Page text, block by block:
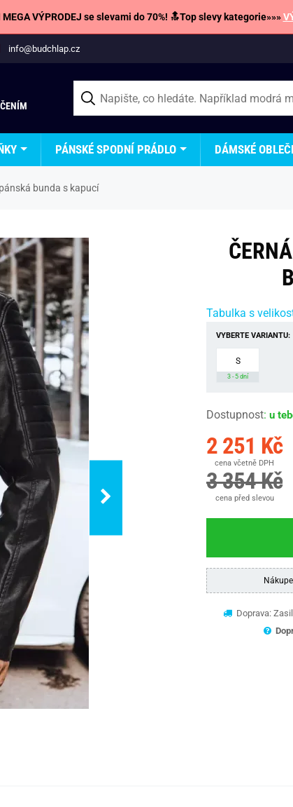
MEGA VÝPRODEJ se slevami do 70%! 🔝Top slevy kategorie»»»
info@budchlap.cz
PÁNSKÉ SPODNÍ PRÁDLO DÁMSKÉ
bunda s kapucí
Tabulka s
VYBERTE VARIANTU:
S
3 - 5 dní
Dostupnost: u
2 251 Kč
cena včetně DPH
3 354 Kč
cena před slevou
Doprava: